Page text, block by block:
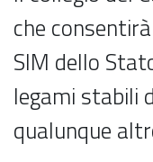
che
SIM dello
legami stabili
qualunque